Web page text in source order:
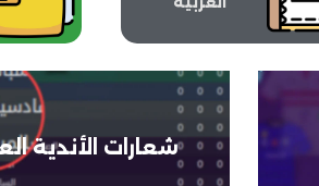
شعارات الأندية